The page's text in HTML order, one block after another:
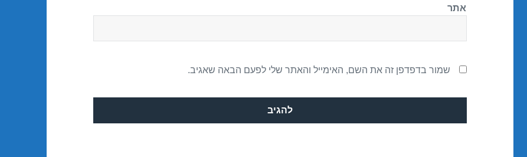
אתר
שמור בדפדפן זה את השם, האימייל והאתר שלי לפעם הבאה שאגיב.